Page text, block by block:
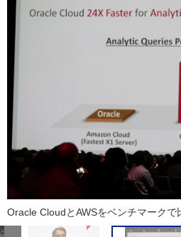
Oracle CloudとAWSをベンチマークで